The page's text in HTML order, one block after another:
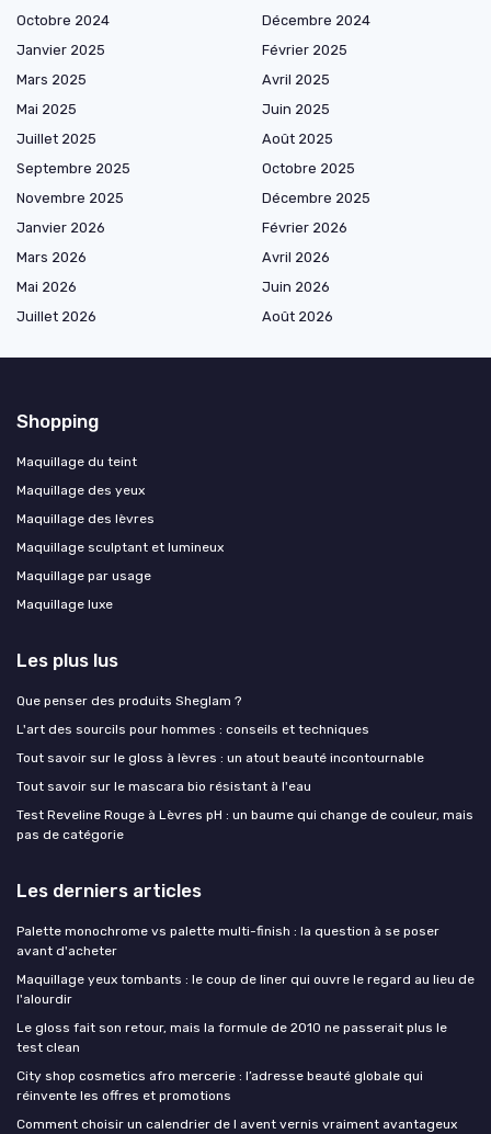
Octobre 2024
Décembre 2024
Janvier 2025
Février 2025
Mars 2025
Avril 2025
Mai 2025
Juin 2025
Juillet 2025
Août 2025
Septembre 2025
Octobre 2025
Novembre 2025
Décembre 2025
Janvier 2026
Février 2026
Mars 2026
Avril 2026
Mai 2026
Juin 2026
Juillet 2026
Août 2026
Shopping
Maquillage du teint
Maquillage des yeux
Maquillage des lèvres
Maquillage sculptant et lumineux
Maquillage par usage
Maquillage luxe
Les plus lus
Que penser des produits Sheglam ?
L'art des sourcils pour hommes : conseils et techniques
Tout savoir sur le gloss à lèvres : un atout beauté incontournable
Tout savoir sur le mascara bio résistant à l'eau
Test Reveline Rouge à Lèvres pH : un baume qui change de couleur, mais
pas de catégorie
Les derniers articles
Palette monochrome vs palette multi-finish : la question à se poser
avant d'acheter
Maquillage yeux tombants : le coup de liner qui ouvre le regard au lieu de
l'alourdir
Le gloss fait son retour, mais la formule de 2010 ne passerait plus le
test clean
City shop cosmetics afro mercerie : l’adresse beauté globale qui
réinvente les offres et promotions
Comment choisir un calendrier de l avent vernis vraiment avantageux